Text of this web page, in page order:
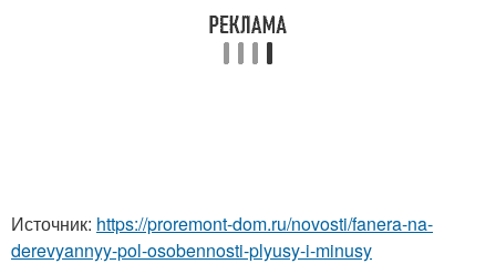
Источник: https://proremont-dom.ru/novosti/fanera-na-
derevyannyy-pol-osobennosti-plyusy-i-minusy